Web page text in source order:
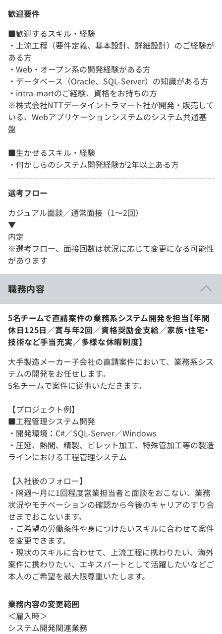
歓迎要件
■歓迎するスキル・経験
・上流工程（要件定義、基本設計、詳細設計）のご経験が
ある方
・Web・オープン系の開発経験がある方
・データベース（Oracle、SQL-Server）の知識がある方
・intra-martのご経験、資格をお持ちの方
※株式会社NTTデータイントラマート社が開発・販売して
いる、Webアプリケーションシステムのシステム共通基
盤
■生かせるスキル・経験
・何かしらのシステム開発経験が2年以上ある方
選考フロー
カジュアル面談／通常面接（1～2回）
▼
内定
※選考フロー、面接回数は状況に応じて変更になる可能性
があります
職務内容
5名チームで直請案件の業務系システム開発を担当【年間
休日125日／賞与年2回／資格奨励金支給／家族・住宅・
技術など手当充実／多様な休暇制度】
大手製造メーカー子会社の直請案件において、業務系シス
テムの開発をお任せします。
5名チームで案件に従事いただきます。
【プロジェクト例】
■工程管理システム開発
・開発環境：C#／SQL-Server／Windows
・圧延、熱間、精製、ビレット加工、特殊管加工等の製造
ラインにおける工程管理システム
【入社後のフォロー】
・隔週〜月に1回程度営業担当者と面談をおこない、業務
状況やモチベーションの確認から今後のキャリアのすり合
せまでおこないます。
・ご希望の労働条件や身につけたいスキルに合わせて案件
を変更できます。
・現状のスキルに合わせて、上流工程に携わりたい、海外
案件に携わりたい、エキスパートとして活躍したいなどご
本人のご希望を最大限尊重いたします。
業務内容の変更範囲
＜雇入時＞
システム開発関連業務